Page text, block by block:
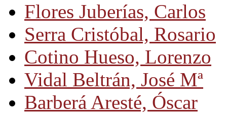
Flores Juberías, Carlos
Serra Cristóbal, Rosario
Cotino Hueso, Lorenzo
Vidal Beltrán, José Mª
Barberá Aresté, Óscar